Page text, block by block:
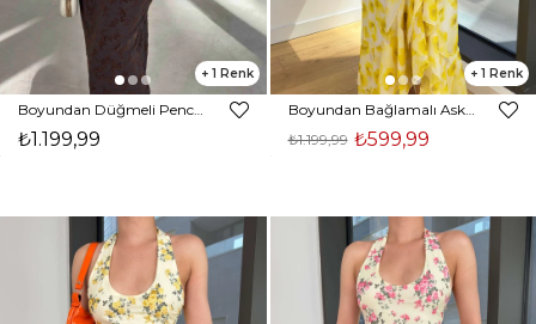
1
Boyundan Düğmeli Pencere Detaylı Belden Oturtmalı Midi Kahverengi Oniber Kadın Elbise 26Y082
₺1.199,99
1
Boyundan Bağlamalı Askı Drapeli Sörfen Sarı Kadın Desenli Elbise 25Y486
₺599,99
₺1.199,99